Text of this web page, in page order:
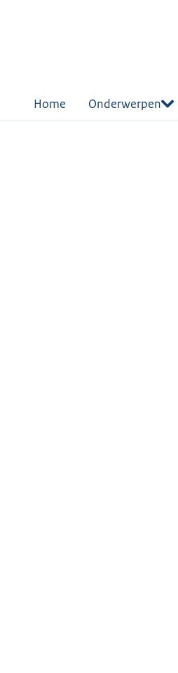
Home Onderwerpen